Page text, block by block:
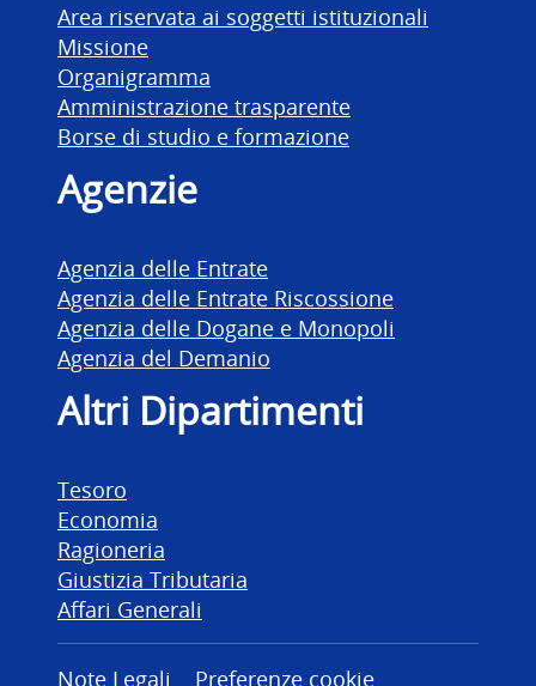
Area riservata ai soggetti istituzionali
Missione
Organigramma
Amministrazione trasparente
Borse di studio e formazione
Agenzie
Agenzia delle Entrate
Agenzia delle Entrate Riscossione
Agenzia delle Dogane e Monopoli
Agenzia del Demanio
Altri Dipartimenti
Tesoro
Economia
Ragioneria
Giustizia Tributaria
Affari Generali
Note Legali Preferenze cookie